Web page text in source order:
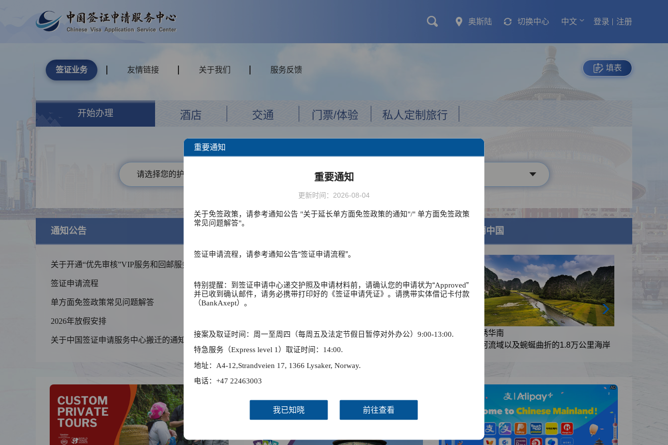
奥斯陆 切换中心 中文 登录 注册
签证业务 友情链接 关于我们 服务反馈 填表
开始办理 酒店 交通 门票/体验 私人定制旅行
请选择您的护照类型
通知公告
关于开通“优先审核”VIP服务和回邮服务的
签证申请流程 2025-03-13
单方面免签政策常见问题解答 2026-01-21
2026年放假安排
关于中国签证申请服务中心搬迁的通知 2025-12-04
费用标准
常见问题
美丽中国
锦绣华南
黄河流域以及蜿蜒曲折的1.8万公里海岸
锦绣华南
锦绣华南
黄河流域以及蜿蜒曲折的1.8万公里海岸
AD
重要通知
重要通知
更新时间：2026-08-04
关于免签政策，请参考通知公告 "关于延长单方面免签政策的通知"/" 单方面免签政策
常见问题解答"。
签证申请流程，请参考通知公告“签证申请流程”。
特别提醒：到签证申请中心递交护照及申请材料前，请确认您的申请状为“Approved”
并已收到确认邮件，请务必携带打印好的《签证申请凭证》。请携带实体借记卡付款
（BankAxept）。
接案及取证时间：周一至周四（每周五及法定节假日暂停对外办公）9:00-13:00.
特急服务（Express level 1）取证时间：14:00.
地址：A4-12,Strandveien 17, 1366 Lysaker, Norway.
电话： +47 22463003
我已知晓 前往查看